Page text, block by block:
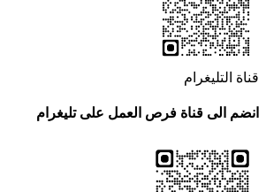
قناة التليغرام
انضم الى قناة فرص العمل على تليغرام